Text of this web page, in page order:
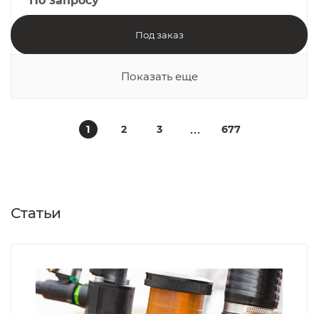
Под заказ
Показать еще
1 2 3 677
Статьи